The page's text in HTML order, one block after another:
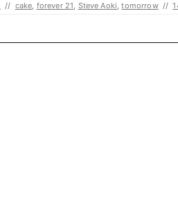
// cake, forever 21, Steve Aoki,tomorrow //